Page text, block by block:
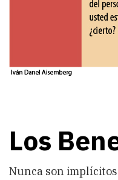
Los
Nunca son implícitos